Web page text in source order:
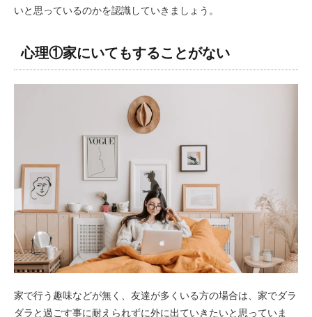
いと思っているのかを認識していきましょう。
心理①家にいてもすることがない
家で行う趣味などが無く、友達が多くいる方の場合は、家でダラ
ダラと過ごす事に耐えられずに外に出ていきたいと思っていま